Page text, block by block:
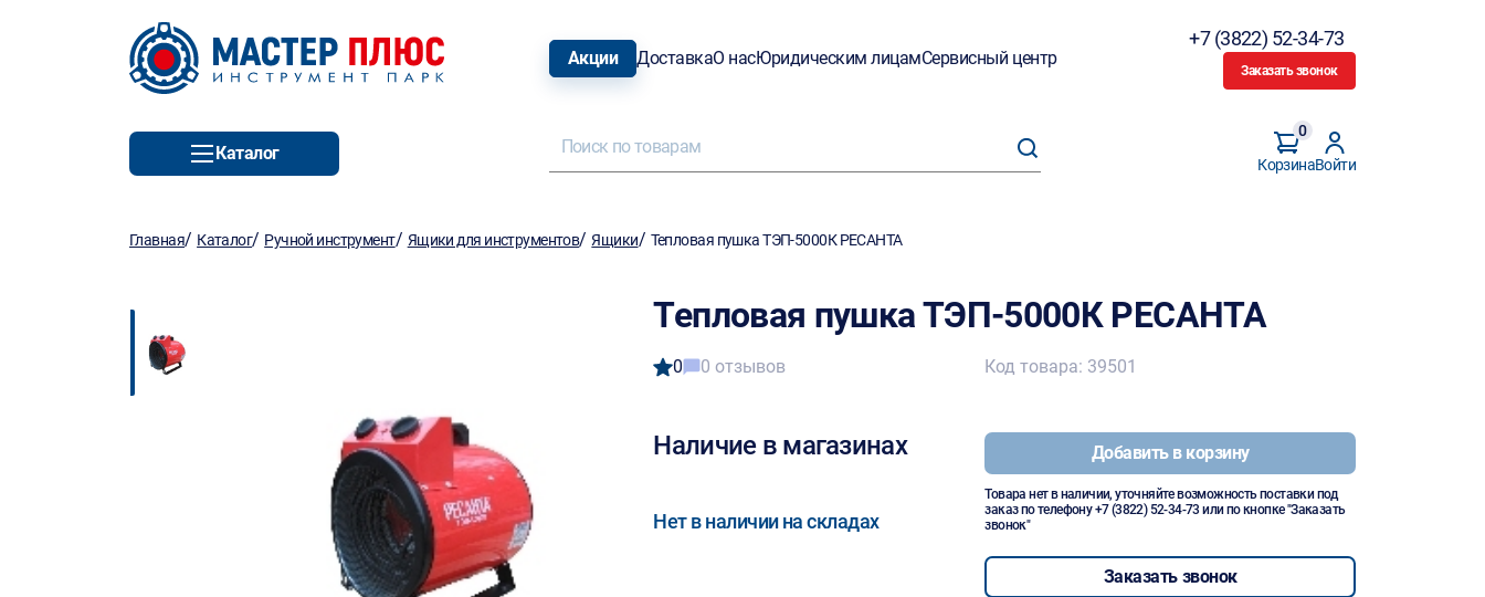
Акции ДоставкаО насЮридическим лицамСервисный центр
+7 (3822) 52-34-73
Заказать звонок
Каталог
Корзина
0
Войти
Главная/ Каталог/ Ручной инструмент/ Ящики для инструментов/Ящики/ Тепловая пушка ТЭП-5000К РЕСАНТА
Тепловая пушка ТЭП-5000К РЕСАНТА
0 0 отзывов
Наличие в магазинах
Нет в наличии на складах
Код товара: 39501
Добавить в корзину
Товара нет в наличии, уточняйте возможность поставки под
заказ по телефону+7 (3822) 52-34-73 или по кнопке "Заказать
звонок"
Заказать звонок